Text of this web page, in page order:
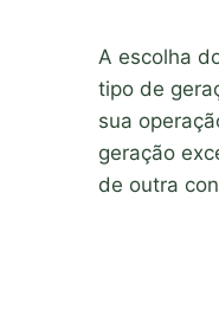
A escolha
tipo de
sua
geração
de outra